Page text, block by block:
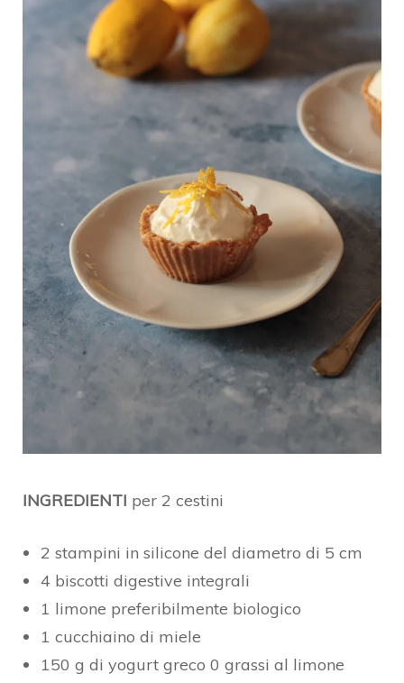
INGREDIENTI per 2 cestini
2 stampini in silicone del diametro di 5 cm
4 biscotti digestive integrali
1 limone preferibilmente biologico
1 cucchiaino di miele
150 g di yogurt greco 0 grassi al limone